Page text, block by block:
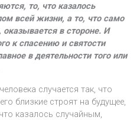
то, что казалось
всей жизни, а то, что само
в стороне. И
к спасению и святости
в деятельности того или
случается так, что
близкие строят на будущее,
казалось случайным,